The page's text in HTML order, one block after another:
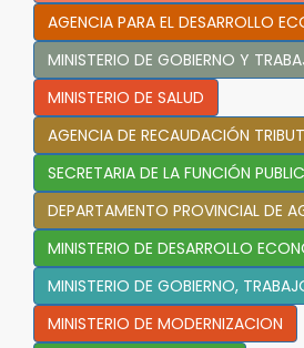
AGENCIA PARA EL DESARROLLO
MINISTERIO DE GOBIERNO Y
MINISTERIO DE SALUD
AGENCIA DE RECAUDACIÓN
SECRETARIA DE LA FUNCIÓN
DEPARTAMENTO PROVINCIAL DE
MINISTERIO DE DESARROLLO
MINISTERIO DE GOBIERNO,
MINISTERIO DE MODERNIZACION